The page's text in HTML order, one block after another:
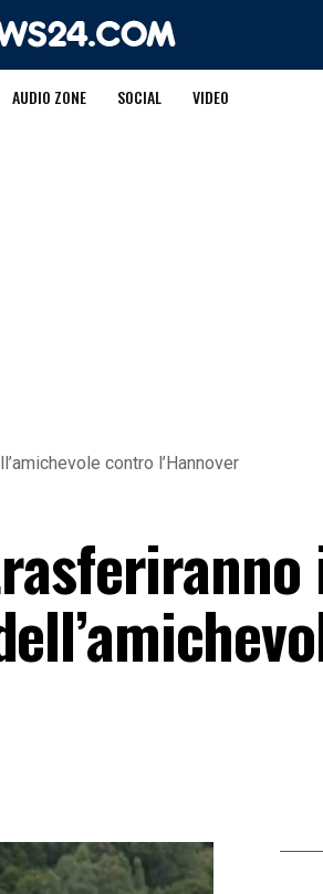
AUDIO ZONE SOCIAL VIDEO
contro l’Hannover